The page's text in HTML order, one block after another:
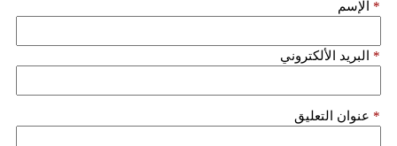
الإسم *
البريد الألكتروني *
عنوان التعليق *